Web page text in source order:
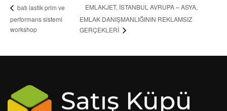
batı lastik prim ve
performans sistemi
workshop
EMLAKJET, İSTANBUL AVRUPA – ASYA,
EMLAK DANIŞMANLIĞININ REKLAMSIZ
GERÇEKLERİ